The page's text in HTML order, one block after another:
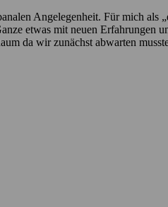
Angelegenheit. Für mich als
etwas mit neuen Erfahrungen
da wir zunächst abwarten